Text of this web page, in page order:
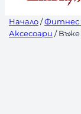
Начало/Фитнес
Аксесоари /